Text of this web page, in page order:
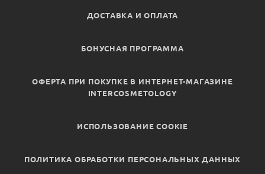
ДОСТАВКА И ОПЛАТА
БОНУСНАЯ ПРОГРАММА
ОФЕРТА ПРИ ПОКУПКЕ В ИНТЕРНЕТ-МАГАЗИНЕ
INTERCOSMETOLOGY
ИСПОЛЬЗОВАНИЕ COOKIE
ПОЛИТИКА ОБРАБОТКИ ПЕРСОНАЛЬНЫХ ДАННЫХ